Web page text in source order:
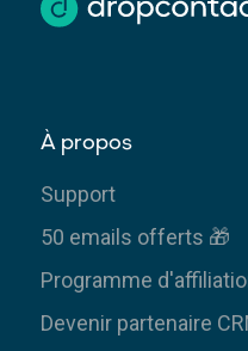
À propos
Support
50 emails offerts 🎁
Programme
Devenir partenaire